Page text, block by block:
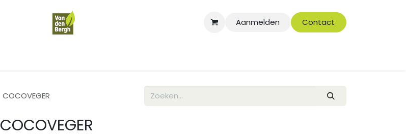
Aanmelden Contact
COCOVEGER
COCOVEGER